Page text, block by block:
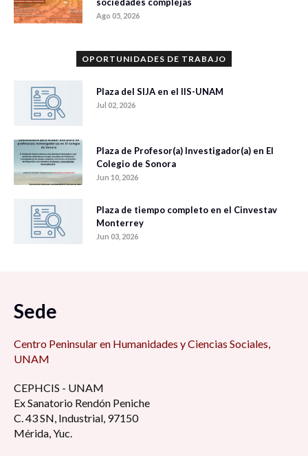
Ago 05, 2026
OPORTUNIDADES DE TRABAJO
Plaza del SIJA en el IIS-UNAM
Jul 02, 2026
Plaza de Profesor(a) Investigador(a) en El
Colegio de Sonora
Jun 10, 2026
Plaza de tiempo completo en el Cinvestav
Monterrey
Jun 03, 2026
Sede
Centro Peninsular en Humanidades y Ciencias Sociales,
UNAM
CEPHCIS - UNAM
Ex Sanatorio Rendón Peniche
C. 43 SN, Industrial, 97150
Mérida, Yuc.